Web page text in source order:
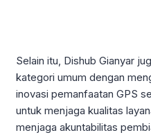
Selain itu, Dishub Gianyar
kategori umum dengan
inovasi pemanfaatan GPS
untuk menjaga kualitas
menjaga akuntabilitas